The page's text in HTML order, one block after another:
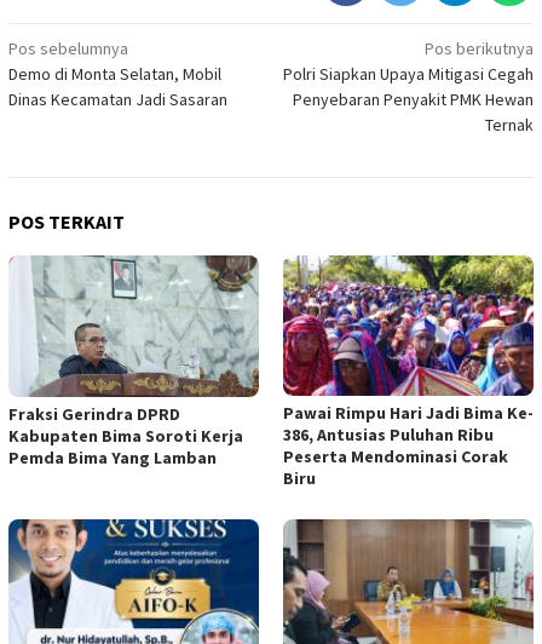
Navigasi
pos
Pos sebelumnya
Demo di Monta Selatan, Mobil
Dinas Kecamatan Jadi Sasaran
Pos berikutnya
Polri Siapkan Upaya Mitigasi Cegah
Penyebaran Penyakit PMK Hewan
Ternak
POS TERKAIT
Fraksi Gerindra DPRD
Kabupaten Bima Soroti Kerja
Pemda Bima Yang Lamban
Pawai Rimpu Hari Jadi Bima Ke-
386, Antusias Puluhan Ribu
Peserta Mendominasi Corak
Biru